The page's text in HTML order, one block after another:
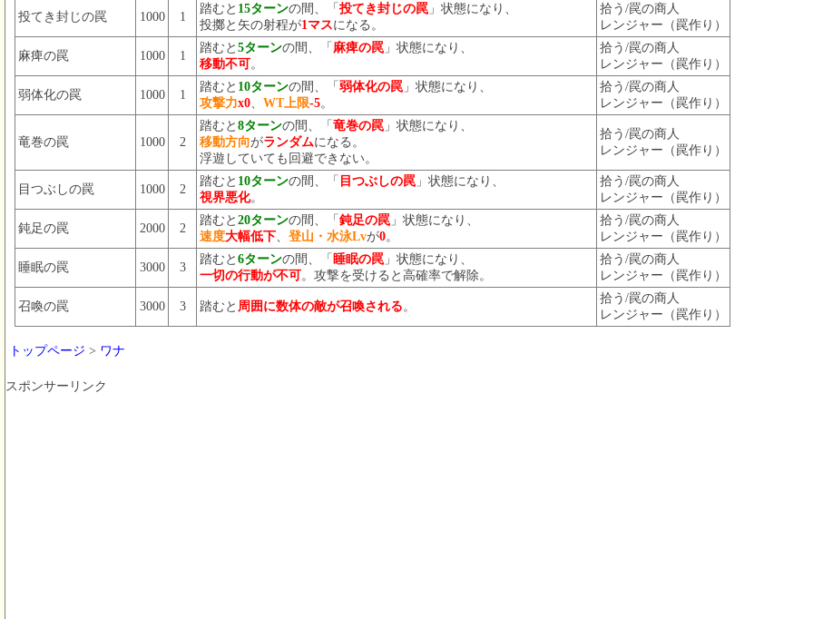
投てき封じの罠 1000 1
踏むと 15ターンの間、「投てき封じの罠 」状態になり、
投擲と矢の射程が1マスになる。
拾う/罠の商人
レンジャー（罠作り）
麻痺の罠 1000 1
踏むと 5ターンの間、「 麻痺の罠 」状態になり、
移動不可。
拾う/罠の商人
レンジャー（罠作り）
弱体化の罠 1000 1
踏むと 10ターンの間、「弱体化の罠 」状態になり、
攻撃力x0 WT上限-5。
拾う/罠の商人
レンジャー（罠作り）
竜巻の罠 1000 2
踏むと 8ターンの間、「竜巻の罠 」状態になり、
移動方向がランダムになる。
浮遊していても回避できない。
拾う/罠の商人
レンジャー（罠作り）
目つぶしの罠 1000 2
踏むと 10ターンの間、「 目つぶしの罠 」状態になり、
視界悪化。
拾う/罠の商人
レンジャー（罠作り）
鈍足の罠 2000 2
踏むと 20ターンの間、「鈍足の罠 」状態になり、
速度大幅低下 登山・水泳Lvが0。
拾う/罠の商人
レンジャー（罠作り）
睡眠の罠 3000 3
踏むと 6ターンの間、「 睡眠の罠 」状態になり、
一切の行動が不可。攻撃を受けると高確率で解除。
拾う/罠の商人
レンジャー（罠作り）
召喚の罠 3000 3 踏むと 周囲に数体の敵が召喚される 。
拾う/罠の商人
レンジャー（罠作り）
トップページ > ワナ
スポンサーリンク